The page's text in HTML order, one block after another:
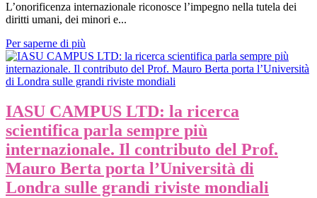
L’onorificenza internazionale riconosce l’impegno nella tutela dei
diritti umani, dei minori e...
Per saperne di più
IASU CAMPUS LTD: la ricerca
scientifica parla sempre più
internazionale. Il contributo del Prof.
Mauro Berta porta l’Università di
Londra sulle grandi riviste mondiali